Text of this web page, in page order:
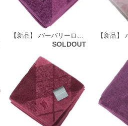
【新品】 バーバリーロンドン BURBERRY LONDON タオルハンカチ 66122
SOLDOUT